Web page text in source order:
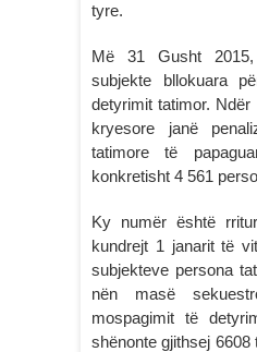
tyre.
Më 31 Gusht 2015,
subjekte bllokuara
detyrimit tatimor.
kryesore janë
tatimore të
konkretisht 4 561
Ky numër është
kundrejt 1 janarit të
subjekteve persona
nën masë
mospagimit të
shënonte gjithsej